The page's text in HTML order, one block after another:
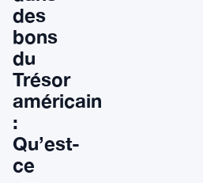
des
bons
du
Trésor
américain
:
Qu’est-
ce